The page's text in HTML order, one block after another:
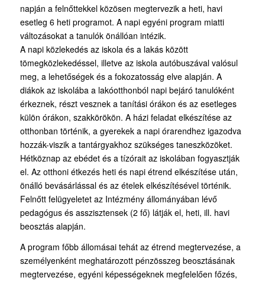
napján a felnőttekkel közösen megtervezik a heti, havi
esetleg 6 heti programot. A napi egyéni program miatti
változásokat a tanulók önállóan intézik.
A napi közlekedés az iskola és a lakás között
tömegközlekedéssel, illetve az iskola autóbuszával valósul
meg, a lehetőségek és a fokozatosság elve alapján. A
diákok az iskolába a lakóotthonból napi bejáró tanulóként
érkeznek, részt vesznek a tanítási órákon és az esetleges
külön órákon, szakkörökön. A házi feladat elkészítése az
otthonban történik, a gyerekek a napi órarendhez igazodva
hozzák-viszik a tantárgyakhoz szükséges taneszközöket.
Hétköznap az ebédet és a tízórait az iskolában fogyasztják
el. Az otthoni étkezés heti és napi étrend elkészítése után,
önálló bevásárlással és az ételek elkészítésével történik.
Felnőtt felügyeletet az Intézmény állományában lévő
pedagógus és asszisztensek (2 fő) látják el, heti, ill. havi
beosztás alapján.
A program főbb állomásai tehát az étrend megtervezése, a
személyenként meghatározott pénzösszeg beosztásának
megtervezése, egyéni képességeknek megfelelően főzés,